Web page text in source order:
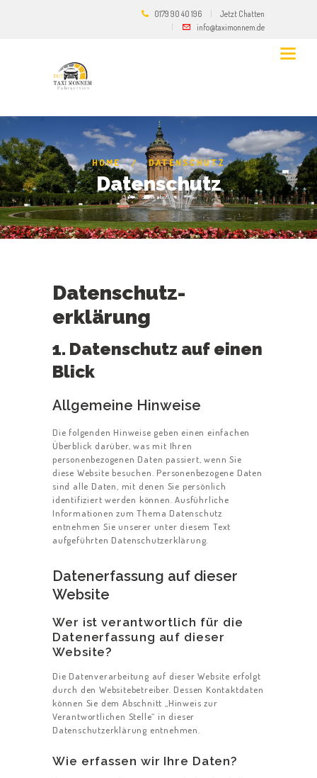
0179 90 40 196
Jetzt Chatten
info@taximonnem.de
HOME DATENSCHUTZ
Datenschutz
Datenschutz­
erklärung
1. Datenschutz auf einen
Blick
Allgemeine Hinweise
Die folgenden Hinweise geben einen einfachen
Überblick darüber, was mit Ihren
personenbezogenen Daten passiert, wenn Sie
diese Website besuchen. Personenbezogene Daten
sind alle Daten, mit denen Sie persönlich
identifiziert werden können. Ausführliche
Informationen zum Thema Datenschutz
entnehmen Sie unserer unter diesem Text
aufgeführten Datenschutzerklärung.
Datenerfassung auf dieser
Website
Wer ist verantwortlich für die
Datenerfassung auf dieser
Website?
Die Datenverarbeitung auf dieser Website erfolgt
durch den Websitebetreiber. Dessen Kontaktdaten
können Sie dem Abschnitt „Hinweis zur
Verantwortlichen Stelle“ in dieser
Datenschutzerklärung entnehmen.
Wie erfassen wir Ihre Daten?